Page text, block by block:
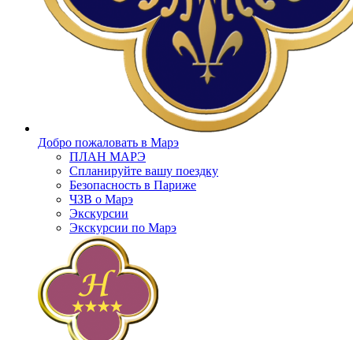
Добро пожаловать в Марэ
ПЛАН МАРЭ
Спланируйте вашу поездку
Безопасность в Париже
ЧЗВ о Марэ
Экскурсии
Экскурсии по Марэ